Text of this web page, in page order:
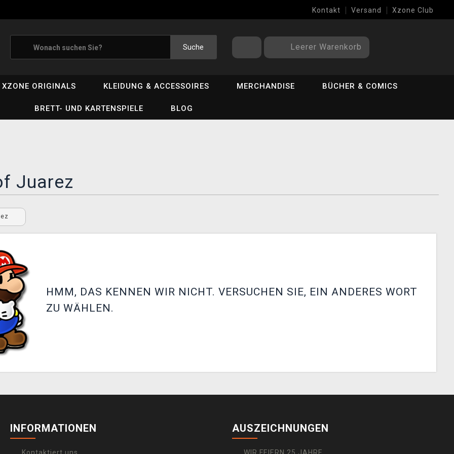
Kontakt Versand Xzone Club
Suche Leerer Warenkorb
XZONE ORIGINALS KLEIDUNG & ACCESSOIRES MERCHANDISE BÜCHER & COMICS
BRETT- UND KARTENSPIELE BLOG
Juarez
HMM, DAS KENNEN WIR NICHT. VERSUCHEN SIE, EIN ANDERES WORT
ZU WÄHLEN.
INFORMATIONEN AUSZEICHNUNGEN